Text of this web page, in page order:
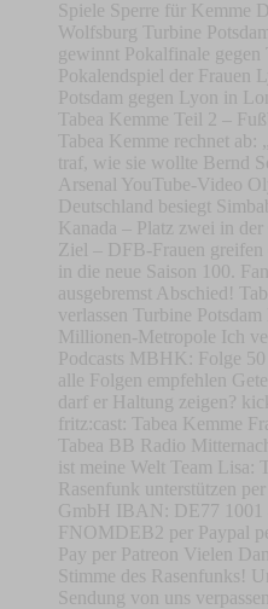
Spiele Sperre für Kemme
Wolfsburg Turbine
gewinnt Pokalfinale
Pokalendspiel der Frauen
Potsdam gegen Lyon in
Tabea Kemme Teil 2 –
Tabea Kemme rechnet
traf, wie sie wollte Bernd
Arsenal YouTube-Video
Deutschland besiegt
Kanada – Platz zwei in
Ziel – DFB-Frauen greifen
in die neue Saison 100.
ausgebremst Abschied!
verlassen Turbine
Millionen-Metropole Ich
Podcasts MBHK: Folge
alle Folgen empfehlen
darf er Haltung zeigen?
fritz:cast: Tabea Kemme
Tabea BB Radio
ist meine Welt Team Lisa:
Rasenfunk unterstützen
GmbH IBAN: DE77 1001
FNOMDEB2 per Paypal
Pay per Patreon Vielen
Stimme des Rasenfunks!
Sendung von uns